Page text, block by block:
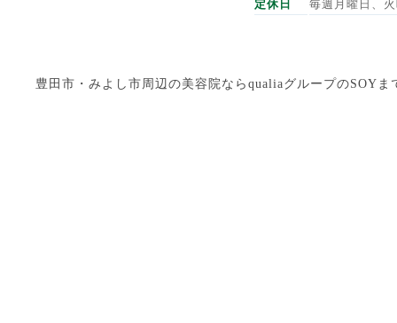
定休日
毎週月曜日、
豊田市・みよし市周辺の美容院ならqualiaグループのSOY